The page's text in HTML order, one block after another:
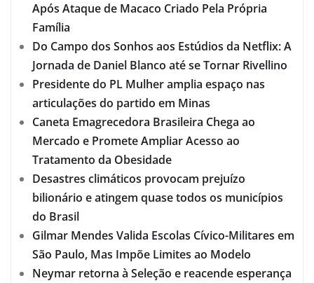
Após Ataque de Macaco Criado Pela Própria
Família
Do Campo dos Sonhos aos Estúdios da Netflix: A
Jornada de Daniel Blanco até se Tornar Rivellino
Presidente do PL Mulher amplia espaço nas
articulações do partido em Minas
Caneta Emagrecedora Brasileira Chega ao
Mercado e Promete Ampliar Acesso ao
Tratamento da Obesidade
Desastres climáticos provocam prejuízo
bilionário e atingem quase todos os municípios
do Brasil
Gilmar Mendes Valida Escolas Cívico-Militares em
São Paulo, Mas Impõe Limites ao Modelo
Neymar retorna à Seleção e reacende esperança